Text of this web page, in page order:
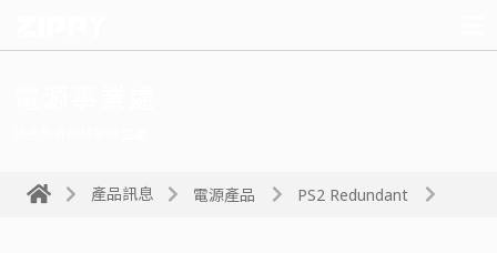
產品訊息 電源產品 PS2 Redundant